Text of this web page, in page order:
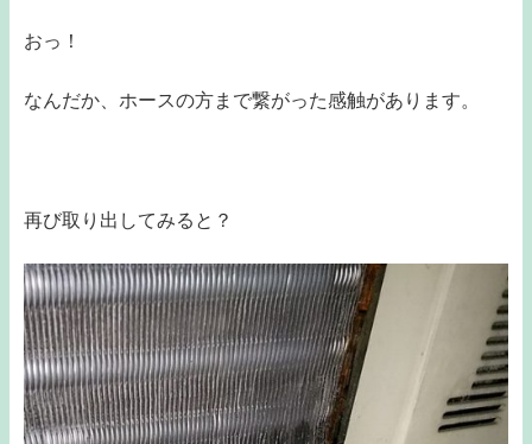
おっ！
なんだか、ホースの方まで繋がった感触があります。
再び取り出してみると？